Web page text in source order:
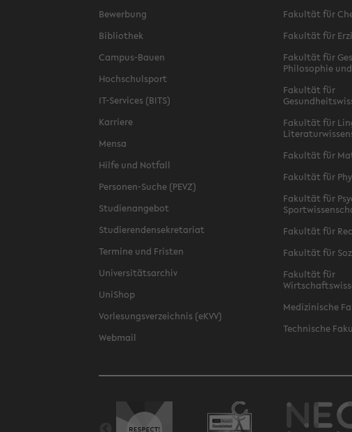
Bewerbung
Bibliothek
Campus-Bauen
Hochschulsport
IT-Services (BITS)
Karriere
Mensa
Hilfe und Notfall
Personen-Suche (PEVZ)
Studienangebot
Studierendensekretariat
Termine und Fristen
Universitätsarchiv
UniShop
Vorlesungsverzeichnis (eKVV)
Webmail
Fakultät für
Fakultät für
Fakultät für
Philosophie
Fakultät für
Fakultät für
Fakultät für
Fakultät für
Fakultät für
Fakultät für
Fakultät für
Fakultät für
Medizinische
Technische